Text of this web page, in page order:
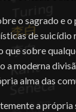
o sagrado e
de suicídio
que sobre
a moderna
alma das
a própria